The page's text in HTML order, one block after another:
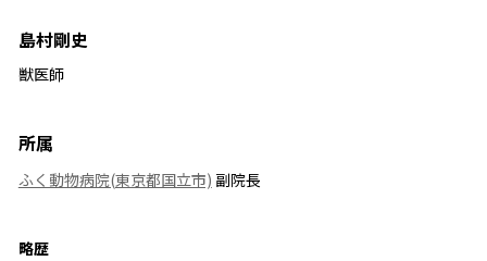
島村剛史
獣医師
所属
ふく動物病院(東京都国立市) 副院長
略歴